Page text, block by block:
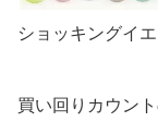
ショッキングイ
買い回りカウン